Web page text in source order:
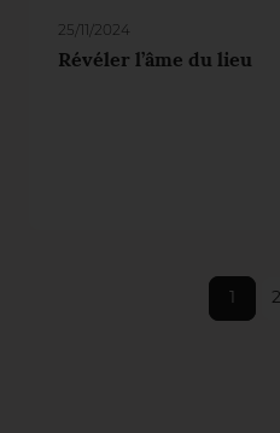
25/11/2024
Révéler l’âme du lieu
1 2